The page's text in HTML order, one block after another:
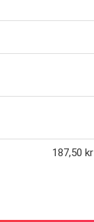
187,50 kr